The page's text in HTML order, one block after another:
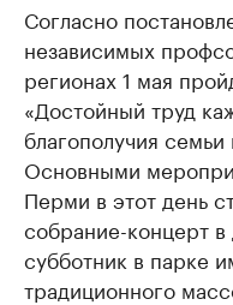
Согласно
независимых
регионах 1 мая
«Достойный труд
благополучия семьи
Основными
Перми в этот день
собрание-концерт
субботник в парке
традиционного